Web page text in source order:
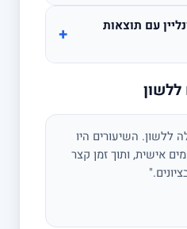
עם תוצאות
+
ללשון. השיעורים היו
אישית, ותוך זמן קצר